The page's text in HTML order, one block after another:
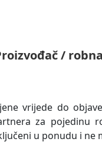
/
vrijede do
za pojedinu
u ponudu i ne